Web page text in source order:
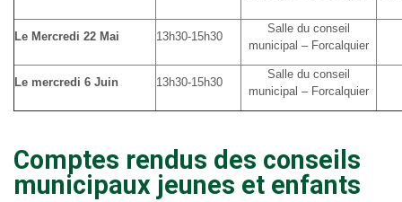
Le Mercredi 22 Mai 13h30-15h30
Salle du conseil
municipal – Forcalquier
Le mercredi 6 Juin 13h30-15h30
Salle du conseil
municipal – Forcalquier
Comptes rendus des conseils
municipaux jeunes et enfants